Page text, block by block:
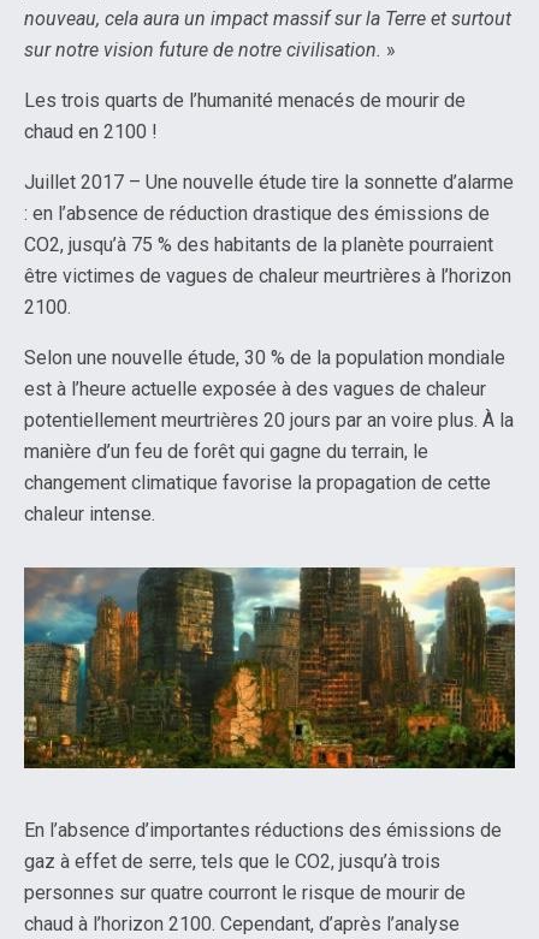
nouveau, cela aura un impact massif sur la Terre et surtout
sur notre vision future de notre civilisation. »
Les trois quarts de l’humanité menacés de mourir de
chaud en 2100 !
Juillet 2017 – Une nouvelle étude tire la sonnette d’alarme
: en l’absence de réduction drastique des émissions de
CO2, jusqu’à 75 % des habitants de la planète pourraient
être victimes de vagues de chaleur meurtrières à l’horizon
2100.
Selon une nouvelle étude, 30 % de la population mondiale
est à l’heure actuelle exposée à des vagues de chaleur
potentiellement meurtrières 20 jours par an voire plus. À la
manière d’un feu de forêt qui gagne du terrain, le
changement climatique favorise la propagation de cette
chaleur intense.
En l’absence d’importantes réductions des émissions de
gaz à effet de serre, tels que le CO2, jusqu’à trois
personnes sur quatre courront le risque de mourir de
chaud à l’horizon 2100. Cependant, d’après l’analyse